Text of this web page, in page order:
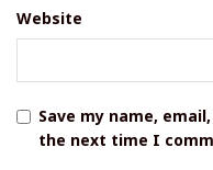
Website
Save my name,
the next time I